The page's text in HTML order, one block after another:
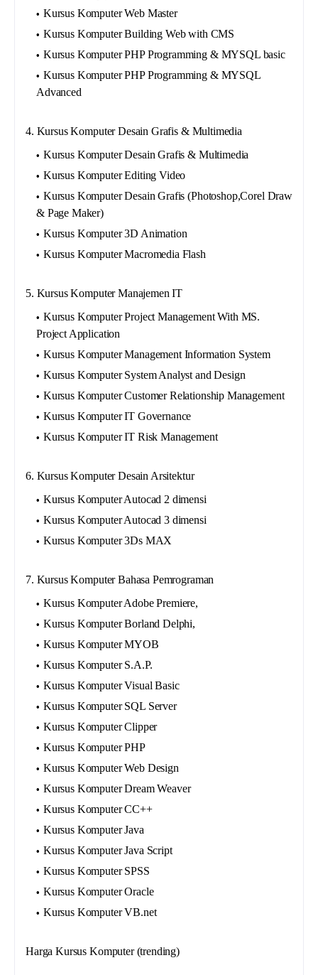
Kursus Komputer Web Master
Kursus Komputer Building Web with CMS
Kursus Komputer PHP Programming & MYSQL basic
Kursus Komputer PHP Programming & MYSQL
Advanced
4. Kursus Komputer Desain Grafis & Multimedia
Kursus Komputer Desain Grafis & Multimedia
Kursus Komputer Editing Video
Kursus Komputer Desain Grafis (Photoshop,Corel Draw
& Page Maker)
Kursus Komputer 3D Animation
Kursus Komputer Macromedia Flash
5. Kursus Komputer Manajemen IT
Kursus Komputer Project Management With MS.
Project Application
Kursus Komputer Management Information System
Kursus Komputer System Analyst and Design
Kursus Komputer Customer Relationship Management
Kursus Komputer IT Governance
Kursus Komputer IT Risk Management
6. Kursus Komputer Desain Arsitektur
Kursus Komputer Autocad 2 dimensi
Kursus Komputer Autocad 3 dimensi
Kursus Komputer 3Ds MAX
7. Kursus Komputer Bahasa Pemrograman
Kursus Komputer Adobe Premiere,
Kursus Komputer Borland Delphi,
Kursus Komputer MYOB
Kursus Komputer S.A.P.
Kursus Komputer Visual Basic
Kursus Komputer SQL Server
Kursus Komputer Clipper
Kursus Komputer PHP
Kursus Komputer Web Design
Kursus Komputer Dream Weaver
Kursus Komputer CC++
Kursus Komputer Java
Kursus Komputer Java Script
Kursus Komputer SPSS
Kursus Komputer Oracle
Kursus Komputer VB.net
Harga Kursus Komputer (trending)